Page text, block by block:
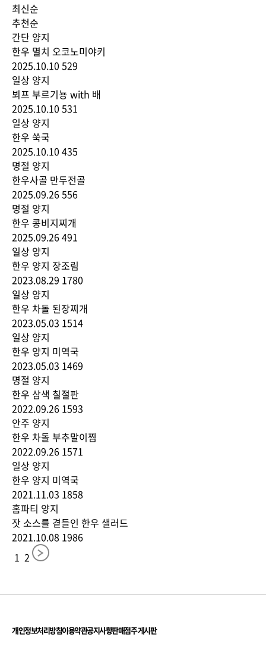
최신순
추천순
간단 양지
한우 멸치 오코노미야키
2025.10.10 529
일상 양지
뵈프 부르기뇽 with 배
2025.10.10 531
일상 양지
한우 쑥국
2025.10.10 435
명절 양지
한우사골 만두전골
2025.09.26556
명절 양지
한우 콩비지찌개
2025.09.26491
일상 양지
한우 양지 장조림
2023.08.29 1780
일상 양지
한우 차돌 된장찌개
2023.05.03 1514
일상 양지
한우 양지 미역국
2023.05.03 1469
명절 양지
한우 삼색 칠절판
2022.09.26 1593
안주 양지
한우 차돌 부추말이찜
2022.09.26 1571
일상 양지
한우 양지 미역국
2021.11.03 1858
홈파티 양지
잣 소스를 곁들인 한우 샐러드
2021.10.08 1986
1 2
개인정보처리방침이용약관공지사항판매점주 게시판